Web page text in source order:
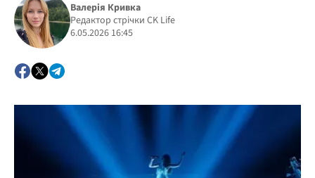
Валерія Кривка
Редактор стрічки CK Life
6.05.2026 16:45